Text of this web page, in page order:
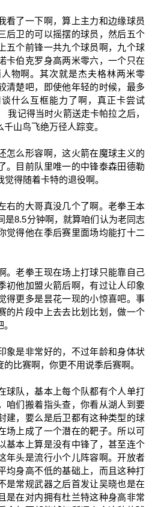
看了一下啊，算上主力和边缘球员
后卫的可以摇摆的球员，然后五个
五个前锋一共九个球员啊，九个球
卡伯克罗身高两米零六，一个只在
物啊。其次就是杰夫格林两米零
清楚吧，即使他年轻的时候，最多
什么互框能力了啊，真正卡尝试
我记得当时火箭送走卡帕拉之后，
山鸟飞绝万径人踪变。
怎么形容啊，这火箭在魔球主义的
。目前队里唯一的中锋泰森田德勒
得随着卡特的退役啊。
右的大哥真没几个了啊。老拳王本
是8.5分钟啊，就算咱们认为老同志
觉得他在季后赛里面场均能打十二
。老拳王现在场上打球只能靠自己
初他加盟火箭后啊，有过让人印象
得更多是昙花一现的小惊喜吧。事
的片段中上去去比划比划，做一个
象是非常好的，不过年龄和身体状
比赛啊，你更不用说季后赛啊。
球队，基本上每个队都有个人单打
咱们搬着指头查，你看从湖人到要
建，要么是后卫都有这种类型的球
场上成了一个潜在的靶子。所以可
基本上算是没有中锋了，甚至连个
年头是流行小个儿阵容啊。开放者
均身高不低的基础上，而且这种打
是常规武器之后首发让吴晓也是在
是在对内拥有杜兰特这种身高非常